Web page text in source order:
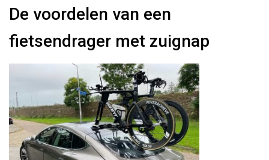
De voordelen van een
fietsendrager met zuignap